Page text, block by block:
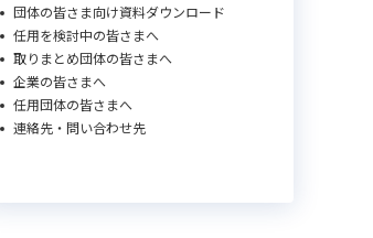
団体の皆さま向け資料ダウンロード
任用を検討中の皆さまへ
取りまとめ団体の皆さまへ
企業の皆さまへ
任用団体の皆さまへ
連絡先・問い合わせ先